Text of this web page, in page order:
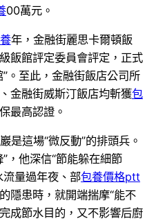
00萬元。
年，金融街麗思卡爾頓飯
飯館評定委員會評定，正式
。至此，金融街飯店公司所
金融街威斯汀飯店均斬獲包
最高認證。
是這場“微反動”的排頭兵。
，他深信“節能躲在細節
流量過年夜、部包養價格ptt
隱患時，就開端揣摩“能不
成節水目的，又不影響后廚